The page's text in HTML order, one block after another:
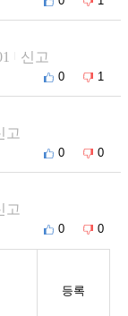
신고
0 1
고
0 0
고
0 0
등록